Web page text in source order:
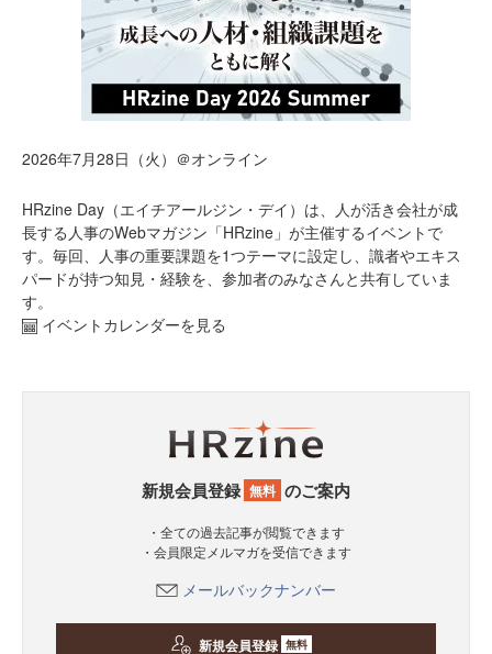
2026年7月28日（火）＠オンライン
HRzine Day（エイチアールジン・デイ）は、人が活き会社が成
長する人事のWebマガジン「HRzine」が主催するイベントで
す。毎回、人事の重要課題を1つテーマに設定し、識者やエキス
パードが持つ知見・経験を、参加者のみなさんと共有していま
す。
イベントカレンダーを見る
新規会員登録 無料 のご案内
・全ての過去記事が閲覧できます
・会員限定メルマガを受信できます
メールバックナンバー
新規会員登録 無料